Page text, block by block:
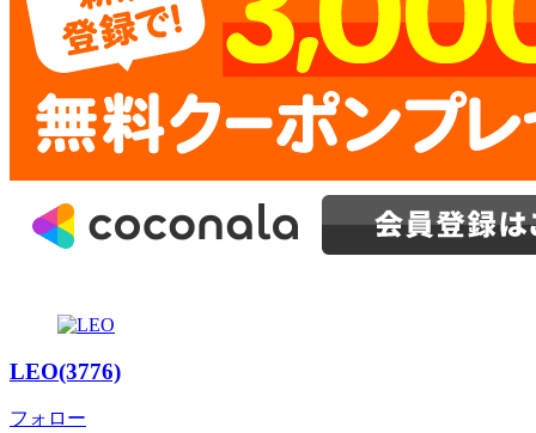
LEO(3776)
フォロー